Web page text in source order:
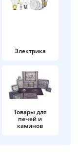
Электрика
Товары для
печей и
каминов
раз в 2